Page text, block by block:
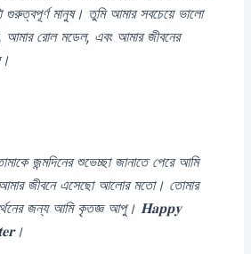
গুরুত্বপূর্ণ মানুষ। তুমি আমার সবচেয়ে ভালো
আমার রোল মডেল, এবং আমার জীবনের
জন্মদিনের শুভেচ্ছা জানাতে পেরে আমি
জীবনে এসেছো আলোর মতো। তোমার
জন্য আমি কৃতজ্ঞ আপু। 𝐇𝐚𝐩𝐩𝐲